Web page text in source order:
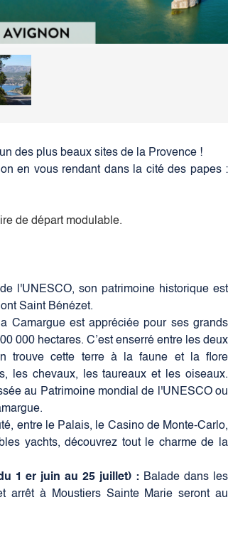
des plus beaux sites de la Provence !
en vous rendant dans la cité des papes :
de départ modulable.
l'UNESCO, son patrimoine historique est
Saint Bénézet.
Camargue est appréciée pour ses grands
000 hectares. C’est enserré entre les deux
trouve cette terre à la faune et la flore
les chevaux, les taureaux et les oiseaux.
au Patrimoine mondial de l'UNESCO ou
entre le Palais, le Casino de Monte-Carlo,
yachts, découvrez tout le charme de la
1 er juin au 25 juillet) : Balade dans les
arrêt à Moustiers Sainte Marie seront au